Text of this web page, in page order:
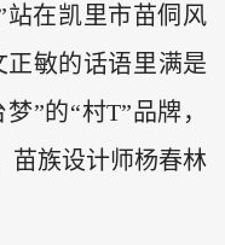
站在凯里市苗侗风
正敏的话语里满是
”的“村T”品牌，
苗族设计师杨春林